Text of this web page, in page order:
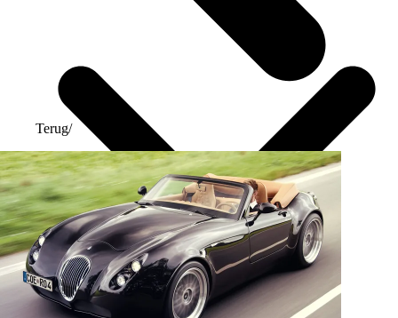
Terug/